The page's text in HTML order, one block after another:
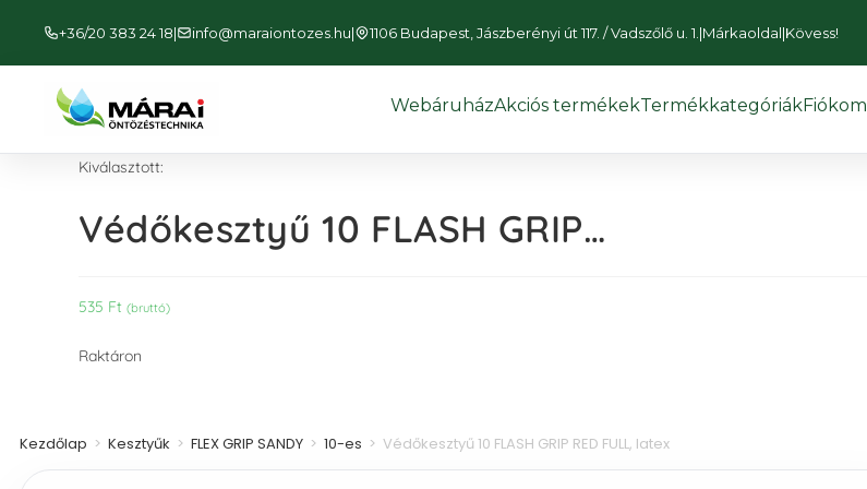
+36/20 383 24 18| info@maraiontozes.hu| 1106 Budapest, Jászberényi út 117. / Vadszőlő u. 1. |Márkaoldal|Kövess!
WebáruházAkciós termékekTermékkategóriákFiókom
Kiválasztott:
Védőkesztyű 10 FLASH GRIP…
535 Ft (bruttó)
Raktáron
Kezdőlap > Kesztyűk > FLEX GRIP SANDY > 10-es > Védőkesztyű 10 FLASH GRIP RED FULL, latex